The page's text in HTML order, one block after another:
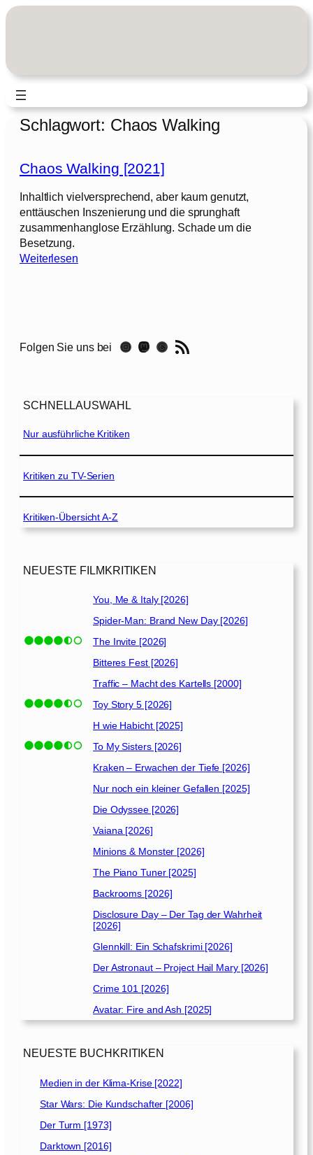
Zum
Schlagwort: Chaos Walking
Chaos Walking [2021]
Inhaltlich vielversprechend, aber kaum genutzt,
enttäuschen Inszenierung und die sprunghaft
zusammenhanglose Erzählung. Schade um die
Besetzung.
Weiterlesen:
W
i
g
[
2
1
]
Folgen Sie uns bei Instagram Mastodon Threads RSS-Feed
SCHNELLAUSWAHL
Nur ausführliche Kritiken
Kritiken zu TV-Serien
Kritiken-Übersicht A-Z
NEUESTE FILMKRITIKEN
You, Me & Italy [2026]
Spider-Man: Brand New Day [2026]
The Invite [2026]
Bitteres Fest [2026]
Traffic – Macht des Kartells [2000]
Toy Story 5 [2026]
H wie Habicht [2025]
To My Sisters [2026]
Kraken – Erwachen der Tiefe [2026]
Nur noch ein kleiner Gefallen [2025]
Die Odyssee [2026]
Vaiana [2026]
Minions & Monster [2026]
The Piano Tuner [2025]
Backrooms [2026]
Disclosure Day – Der Tag der Wahrheit
[2026]
Glennkill: Ein Schafskrimi [2026]
Der Astronaut – Project Hail Mary [2026]
Crime 101 [2026]
Avatar: Fire and Ash [2025]
NEUESTE BUCHKRITIKEN
Medien in der Klima-Krise [2022]
Star Wars: Die Kundschafter [2006]
Der Turm [1973]
Darktown [2016]